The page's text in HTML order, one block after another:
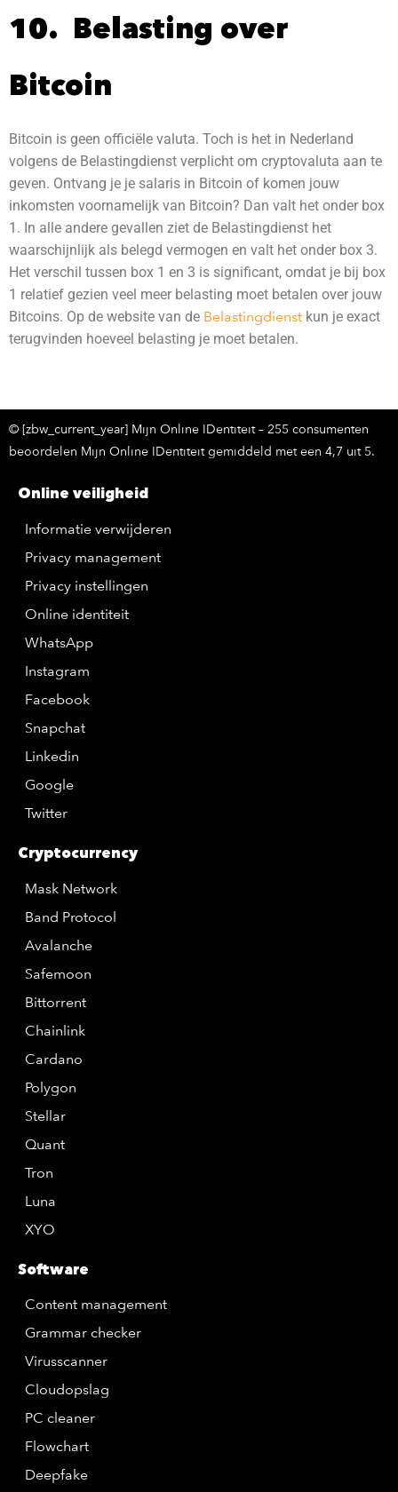
10. Belasting over
Bitcoin
Bitcoin is geen officiële valuta. Toch is het in Nederland
volgens de Belastingdienst verplicht om cryptovaluta aan te
geven. Ontvang je je salaris in Bitcoin of komen jouw
inkomsten voornamelijk van Bitcoin? Dan valt het onder box
1. In alle andere gevallen ziet de Belastingdienst het
waarschijnlijk als belegd vermogen en valt het onder box 3.
Het verschil tussen box 1 en 3 is significant, omdat je bij box
1 relatief gezien veel meer belasting moet betalen over jouw
Bitcoins. Op de website van de Belastingdienst kun je exact
terugvinden hoeveel belasting je moet betalen.
© [zbw_current_year] Mijn Online IDentiteit – 255 consumenten
beoordelen Mijn Online IDentiteit gemiddeld met een 4,7 uit 5.
Online veiligheid
Informatie verwijderen
Privacy management
Privacy instellingen
Online identiteit
WhatsApp
Instagram
Facebook
Snapchat
Linkedin
Google
Twitter
Cryptocurrency
Mask Network
Band Protocol
Avalanche
Safemoon
Bittorrent
Chainlink
Cardano
Polygon
Stellar
Quant
Tron
Luna
XYO
Software
Content management
Grammar checker
Virusscanner
Cloudopslag
PC cleaner
Flowchart
Deepfake